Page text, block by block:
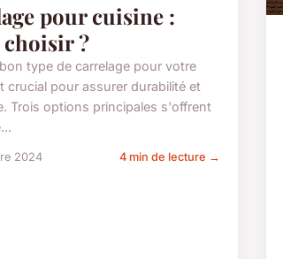
pour cuisine :
?
type de carrelage pour votre
crucial pour assurer durabilité et
Trois options principales s'offrent
2024 4 min de lecture →